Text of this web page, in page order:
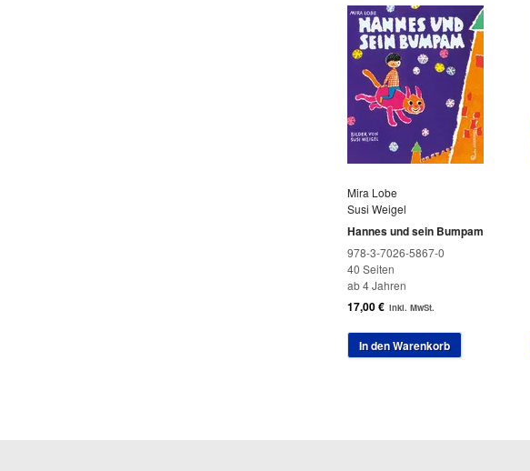
Mira Lobe
Susi Weigel
Hannes und sein Bumpam
978-3-7026-5867-0
40 Seiten
ab 4 Jahren
17,00€ inkl. MwSt.
In den Warenkorb